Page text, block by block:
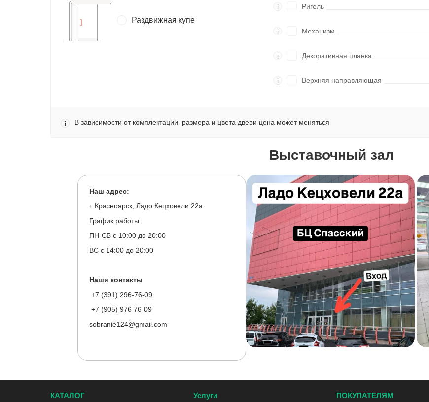
Раздвижная купе
i Ригель
i Механизм
i Декоративная планка
i Верхняя направляющая
i В зависимости от комплектации, размера и цвета двери цена может меняться
Выставочный зал
Наш адрес:
г. Красноярск, Ладо Кецховели 22а
График работы:
ПН-СБ с 10:00 до 20:00
ВС с 14:00 до 20:00
Наши контакты
+7 (391) 296-76-09
+7 (905) 976 76-09
sobranie124@gmail.com
КАТАЛОГ Услуги ПОКУПАТЕЛЯМ